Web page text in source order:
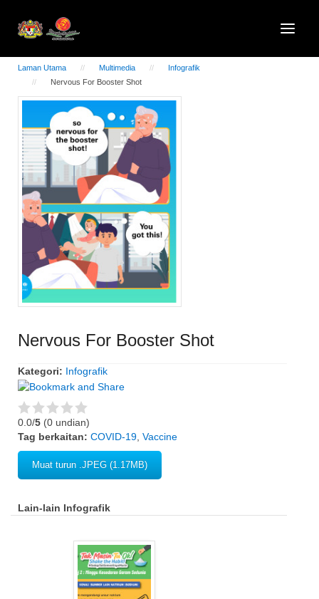
Laman Utama Multimedia
Infografik
Nervous For Booster Shot
Nervous For Booster Shot
Kategori: Infografik
0.0/5 (0 undian)
Tag berkaitan: COVID-19 Vaccine
Muat turun .JPEG (1.17MB)
Lain-lain Infografik